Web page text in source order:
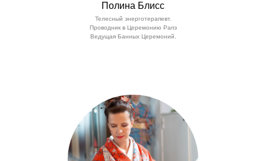
Полина Блисс
Телесный энерготерапевт.
Проводник в Церемонию Рапэ
Ведущая Банных Церемоний.